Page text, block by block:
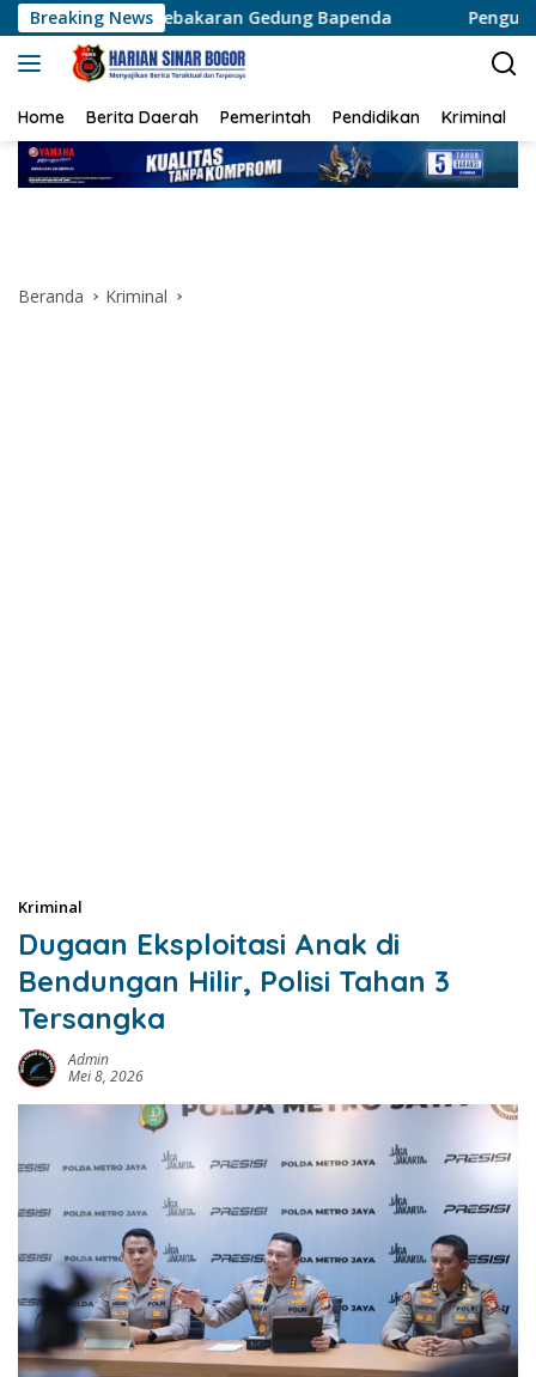
Langsung
ke
konten
Breaking News
Gedung Bapenda Pengukuran Terjadwal
Home Berita Daerah Pemerintah Pendidikan Kriminal
Beranda Kriminal
Kriminal
Dugaan Eksploitasi Anak di
Bendungan Hilir, Polisi Tahan 3
Tersangka
Admin
Mei 8, 2026